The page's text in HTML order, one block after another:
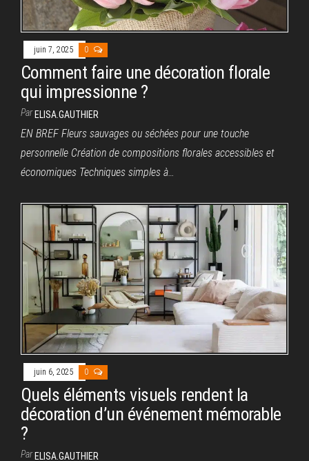
juin 7, 2025 0
Comment faire une décoration florale
qui impressionne ?
Par ELISA.GAUTHIER
EN BREF Fleurs sauvages ou séchées pour une touche
personnelle Création de compositions florales accessibles et
économiques Techniques simples à…
juin 6, 2025 0
Quels éléments visuels rendent la
décoration d’un événement mémorable
?
Par ELISA.GAUTHIER